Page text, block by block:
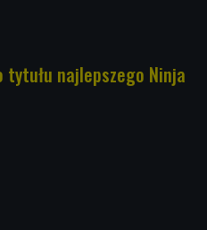
tytułu najlepszego Ninja